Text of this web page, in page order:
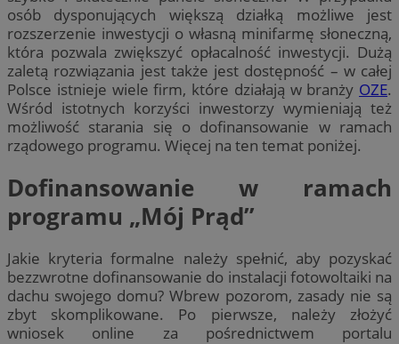
osób dysponujących większą działką możliwe jest
rozszerzenie inwestycji o własną minifarmę słoneczną,
która pozwala zwiększyć opłacalność inwestycji. Dużą
zaletą rozwiązania jest także jest dostępność – w całej
Polsce istnieje wiele firm, które działają w branży OZE.
Wśród istotnych korzyści inwestorzy wymieniają też
możliwość starania się o dofinansowanie w ramach
rządowego programu. Więcej na ten temat poniżej.
Dofinansowanie w ramach
programu „Mój Prąd”
Jakie kryteria formalne należy spełnić, aby pozyskać
bezzwrotne dofinansowanie do instalacji fotowoltaiki na
dachu swojego domu? Wbrew pozorom, zasady nie są
zbyt skomplikowane. Po pierwsze, należy złożyć
wniosek online za pośrednictwem portalu